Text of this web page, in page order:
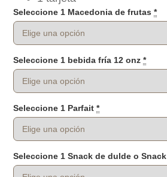
Seleccione 1 Macedonia de frutas *
Seleccione 1 bebida fría 12 onz *
Seleccione 1 Parfait *
Seleccione 1 Snack de dulde o